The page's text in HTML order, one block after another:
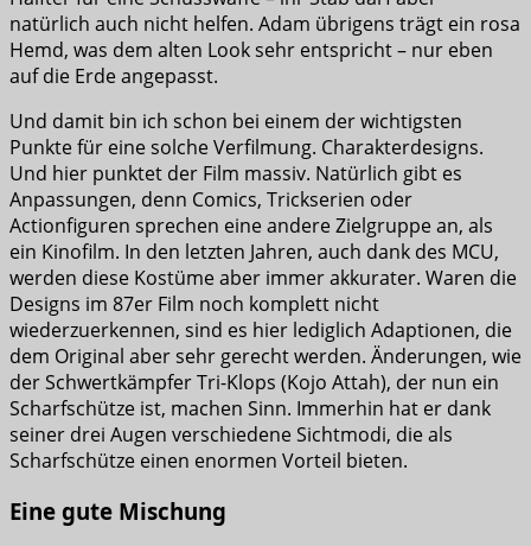
natürlich auch nicht helfen. Adam übrigens trägt ein rosa
Hemd, was dem alten Look sehr entspricht – nur eben
auf die Erde angepasst.
Und damit bin ich schon bei einem der wichtigsten
Punkte für eine solche Verfilmung. Charakterdesigns.
Und hier punktet der Film massiv. Natürlich gibt es
Anpassungen, denn Comics, Trickserien oder
Actionfiguren sprechen eine andere Zielgruppe an, als
ein Kinofilm. In den letzten Jahren, auch dank des MCU,
werden diese Kostüme aber immer akkurater. Waren die
Designs im 87er Film noch komplett nicht
wiederzuerkennen, sind es hier lediglich Adaptionen, die
dem Original aber sehr gerecht werden. Änderungen, wie
der Schwertkämpfer Tri-Klops (Kojo Attah), der nun ein
Scharfschütze ist, machen Sinn. Immerhin hat er dank
seiner drei Augen verschiedene Sichtmodi, die als
Scharfschütze einen enormen Vorteil bieten.
Eine gute Mischung